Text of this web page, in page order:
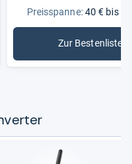
Preisspanne:40 € bis
Zur Bestenliste
: Digital-